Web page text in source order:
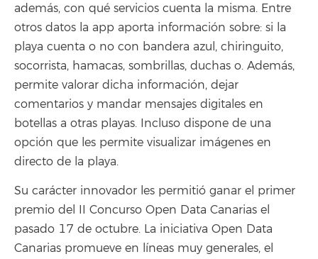
además, con qué servicios cuenta la misma. Entre
otros datos la app aporta información sobre: si la
playa cuenta o no con bandera azul, chiringuito,
socorrista, hamacas, sombrillas, duchas o. Además,
permite valorar dicha información, dejar
comentarios y mandar mensajes digitales en
botellas a otras playas. Incluso dispone de una
opción que les permite visualizar imágenes en
directo de la playa.
Su carácter innovador les permitió ganar el primer
premio del II Concurso Open Data Canarias el
pasado 17 de octubre. La iniciativa Open Data
Canarias promueve en líneas muy generales, el